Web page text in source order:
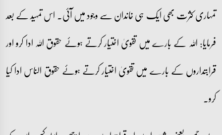
تمہاری کثرت بھی ایک ہی خاندان سے وجود میں آئی۔ اس تمہید کے بعد
فرمایا: اللہ کے بارے میں تقویٰ اختیار کرتے ہوئے حقوق اللہ ادا کرو اور
قرابتداروں کے بارے میں تقویٰ اختیار کرتے ہوئے حقوق الناس ادا کیا
کرو۔